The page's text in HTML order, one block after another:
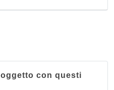
con questi